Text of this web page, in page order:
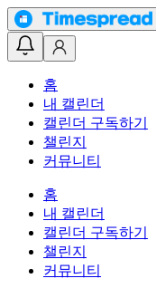
홈
내 캘린더
캘린더 구독하기
챌린지
커뮤니티
홈
내 캘린더
캘린더 구독하기
챌린지
커뮤니티